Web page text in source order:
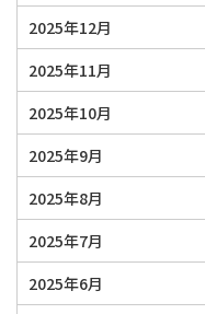
2025年12月
2025年11月
2025年10月
2025年9月
2025年8月
2025年7月
2025年6月